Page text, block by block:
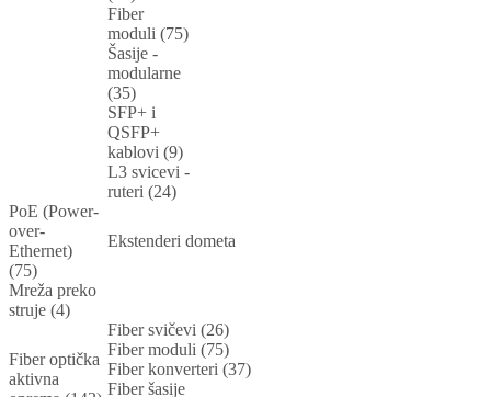
Fiber
moduli (75)
Šasije -
modularne
(35)
SFP+ i
QSFP+
kablovi (9)
L3 svicevi -
ruteri (24)
PoE (Power-
over-
Ethernet)
(75)
Ekstenderi dometa
Mreža preko
struje (4)
Fiber optička
aktivna
Fiber svičevi (26)
Fiber moduli (75)
Fiber konverteri (37)
Fiber šasije